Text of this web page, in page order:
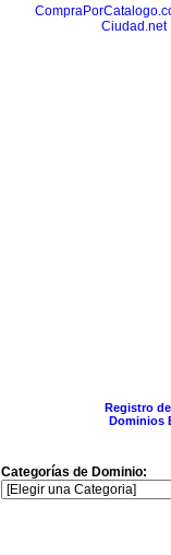
Ciudad.net|
Registro
Dominios
Categorías de Dominio: